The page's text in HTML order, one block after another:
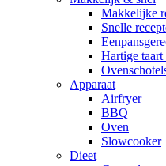
Makkelijke
Snelle
Hartige
Apparaat
Airfryer
BBQ
Oven
Slowcooker
Dieet